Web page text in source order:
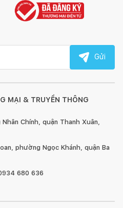
MẠI & TRUYỀN THÔNG
Chính, quận Thanh Xuân,
phường Ngọc Khánh, quận Ba
680 636
Gửi